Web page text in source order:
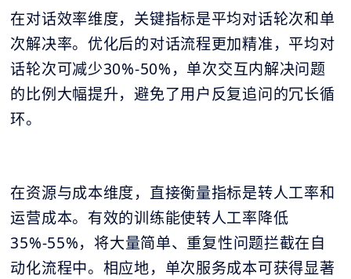
在对话效率维度，关键指标是平均对话轮次和单
次解决率。优化后的对话流程更加精准，平均对
话轮次可减少30%-50%，单次交互内解决问题
的比例大幅提升，避免了用户反复追问的冗长循
环。
在资源与成本维度，直接衡量指标是转人工率和
运营成本。有效的训练能使转人工率降低
35%-55%，将大量简单、重复性问题拦截在自
动化流程中。相应地，单次服务成本可获得显著